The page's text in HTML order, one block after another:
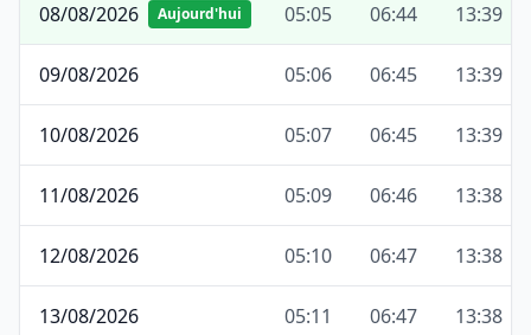
08/08/2026 Aujourd'hui 05:05 06:44 13:39
09/08/2026 05:06 06:45 13:39
10/08/2026 05:07 06:45 13:39
11/08/2026 05:09 06:46 13:38
12/08/2026 05:10 06:47 13:38
13/08/2026 05:11 06:47 13:38